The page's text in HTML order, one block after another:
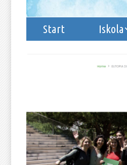
Start Iskola